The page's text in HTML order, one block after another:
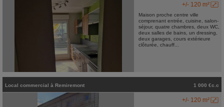
+/- 120 m²
Maison proche centre ville
comprenant entrée, cuisine, salon-
séjour, quatre chambres, deux WC,
deux salles de bains, un dressing,
deux garages, cours extérieure
clôturée, chauff...
Local commercial à Remiremont 1 000 €c.c
+/- 120 m²